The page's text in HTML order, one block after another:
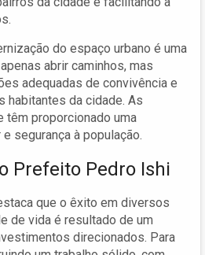
do espaço urbano é uma
abrir caminhos, mas
adequadas de convivência e
habitantes da cidade. As
proporcionado uma
segurança à população.
Prefeito Pedro Ishi
que o êxito em diversos
de vida é resultado de um
direcionados. Para